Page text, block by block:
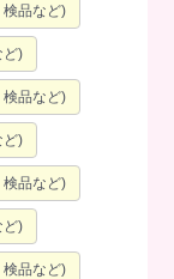
品など)
ど)
品など)
ど)
品など)
ど)
品など)